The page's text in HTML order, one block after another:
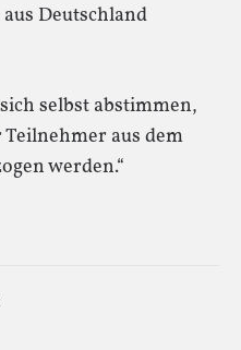
Deutschland
selbst abstimmen,
aus dem
werden.“